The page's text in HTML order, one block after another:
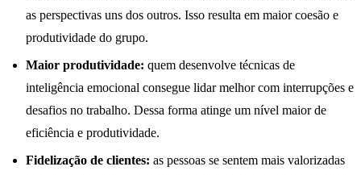
as perspectivas uns dos outros. Isso resulta em maior coesão e
produtividade do grupo.
Maior produtividade: quem desenvolve técnicas de
inteligência emocional consegue lidar melhor com interrupções e
desafios no trabalho. Dessa forma atinge um nível maior de
eficiência e produtividade.
Fidelização de clientes: as pessoas se sentem mais valorizadas